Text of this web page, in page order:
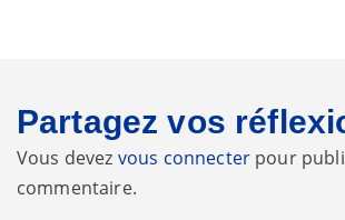
Partagez vos
Vous devez vous connecter pour
commentaire.